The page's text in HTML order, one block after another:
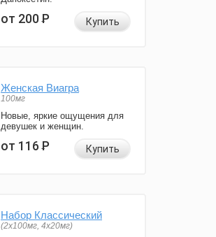
от 200Р Купить
Женская Виагра
100мг
Новые, яркие ощущения для
девушек и женщин.
от 116Р Купить
Набор Классический
(2x100мг, 4x20мг)